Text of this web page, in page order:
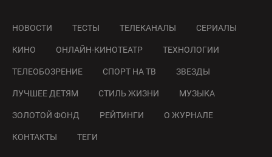
НОВОСТИ ТЕСТЫ ТЕЛЕКАНАЛЫ СЕРИАЛЫ
КИНО ОНЛАЙН-КИНОТЕАТР ТЕХНОЛОГИИ
ТЕЛЕОБОЗРЕНИЕ СПОРТ НА ТВ ЗВЕЗДЫ
ЛУЧШЕЕ ДЕТЯМ СТИЛЬ ЖИЗНИ МУЗЫКА
ЗОЛОТОЙ ФОНД РЕЙТИНГИ О ЖУРНАЛЕ
КОНТАКТЫ ТЕГИ